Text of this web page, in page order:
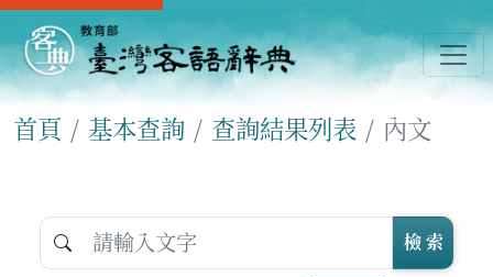
首頁 基本查詢 查詢結果列表 內文
檢 索